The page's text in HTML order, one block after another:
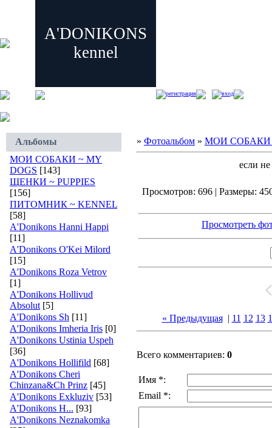
A'DONIKONS
kennel
регистрация вход
Альбомы
МОИ СОБАКИ ~ MY
DOGS [143]
ЩЕНКИ ~ PUPPIES
[156]
ПИТОМНИК ~ KENNEL
[58]
A'Donikons Hanni Happi
[11]
A'Donikons O'Kei Milord
[15]
A'Donikons Roza Vetrov
[1]
A'Donikons Hollivud
Absolut [5]
A'Donikons Sh [11]
A'Donikons Imheria Iris [0]
A'Donikons Ustinia Uspeh
[36]
A'Donikons Hollifild [68]
A'Donikons Cheri
Chinzana&Ch Prinz [45]
A'Donikons Exkluziv [53]
A'Donikons H... [93]
A'Donikons Neznakomka
» Фотоальбом » МОИ СОБАКИ
если
Просмотров: 696 | Размеры:
Просмотреть
« Предыдущая| 11 12 13
Всего комментариев: 0
Имя *:
Email *: